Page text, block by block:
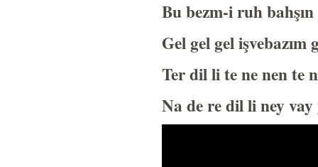
Bu bezm-i ruh
Gel gel gel işvebazım
Ter dil li te ne nen te
Na de re dil li ney